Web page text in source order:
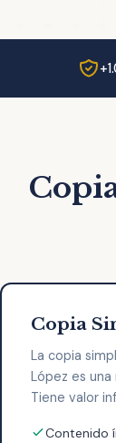
Copia
La copia
López es
Tiene valor
Contenido